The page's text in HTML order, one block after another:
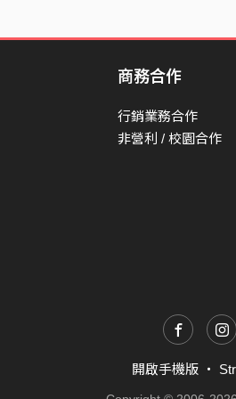
商務合作
行銷業務合作
非營利 / 校園合作
開啟手機版 ・